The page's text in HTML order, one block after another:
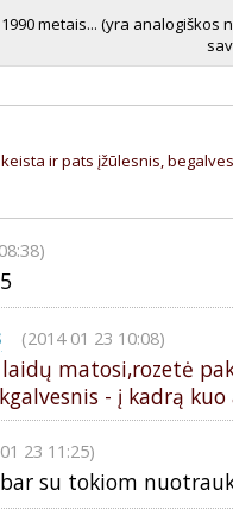
metais... (yra analogiškos
ir pats įžūlesnis,
(2014 01 23 10:08)
matosi,rozetė
- į kadrą
23 11:25)
su tokiom